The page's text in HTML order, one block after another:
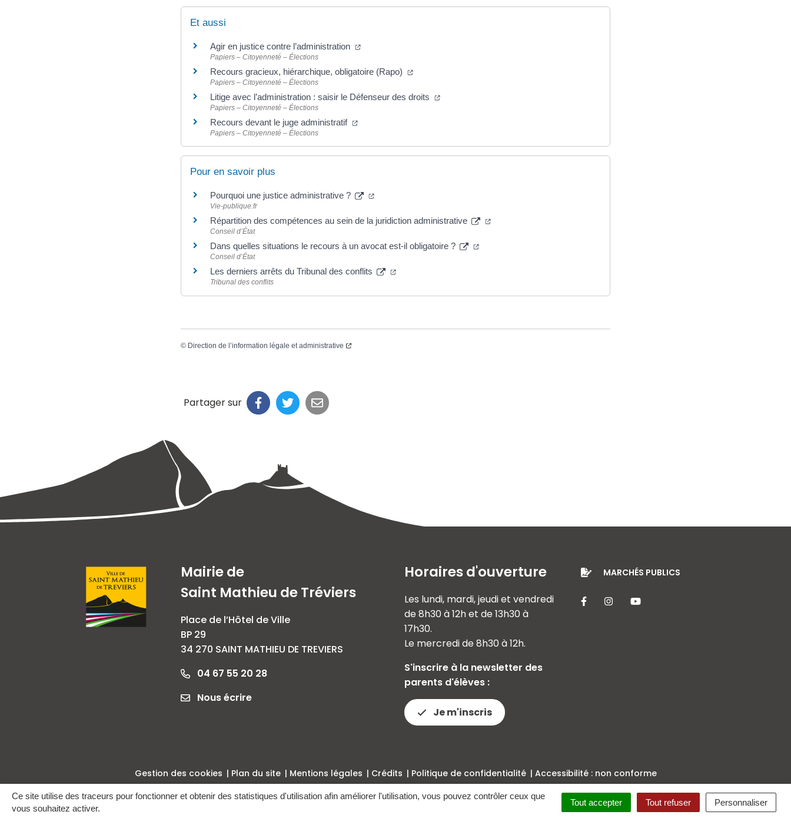
Ce site utilise des traceurs pour fonctionner et obtenir des statistiques d'utilisation afin améliorer l'utilisation, vous pouvez contrôler ceux que
vous souhaitez activer.
Tout accepter Tout refuser Personnaliser
Et aussi
Agir en justice contre l’administration
Papiers – Citoyenneté – Élections
Recours gracieux, hiérarchique, obligatoire (Rapo)
Papiers – Citoyenneté – Élections
Litige avec l’administration : saisir le Défenseur des droits
Papiers – Citoyenneté – Élections
Recours devant le juge administratif
Papiers – Citoyenneté – Élections
Pour en savoir plus
Pourquoi une justice administrative ?
Vie-publique.fr
Répartition des compétences au sein de la juridiction administrative
Conseil d’État
Dans quelles situations le recours à un avocat est-il obligatoire ?
Conseil d’État
Les derniers arrêts du Tribunal des conflits
Tribunal des conflits
© Direction de l’information légale et administrative
Partager sur
Mairie de
Saint Mathieu de Tréviers
Place de l’Hôtel de Ville
BP 29
34 270 SAINT MATHIEU DE TREVIERS
04 67 55 20 28
Nous écrire
Horaires d'ouverture
Les lundi, mardi, jeudi et vendredi
de 8h30 à 12h et de 13h30 à
17h30.
Le mercredi de 8h30 à 12h.
S'inscrire à la newsletter des
parents d'élèves :
Je m'inscris
MARCHÉS PUBLICS
Lien vers le compte Facebook
Lien vers le compte Instagram
Lien vers la chaîne Youtube
Gestion des cookies Plan du site Mentions légales Crédits Politique de confidentialité Accessibilité : non conforme